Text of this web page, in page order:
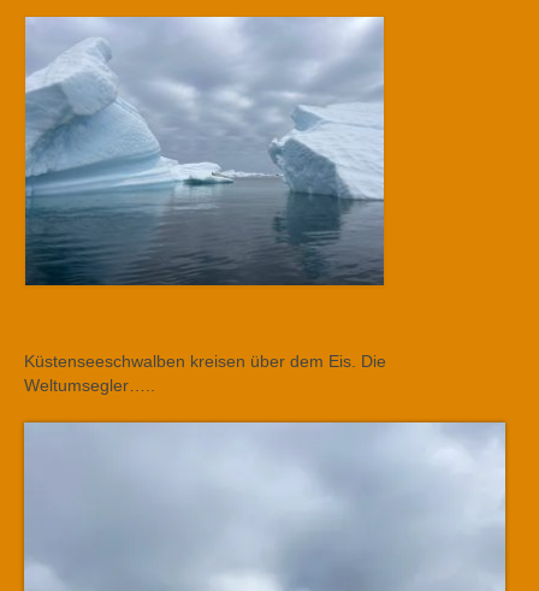
Küstenseeschwalben kreisen über dem Eis. Die
Weltumsegler…..